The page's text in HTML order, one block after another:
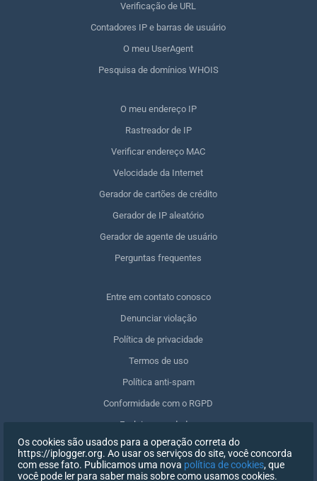
Verificação de URL
Contadores IP e barras de usuário
O meu UserAgent
Pesquisa de domínios WHOIS
O meu endereço IP
Rastreador de IP
Verificar endereço MAC
Velocidade da Internet
Gerador de cartões de crédito
Gerador de IP aleatório
Gerador de agente de usuário
Perguntas frequentes
Entre em contato conosco
Denunciar violação
Política de privacidade
Termos de uso
Política anti-spam
Conformidade com o RGPD
Excluir meus dados
Retirar o consentimento
Os cookies são usados para a operação correta do
https://iplogger.org. Ao usar os serviços do site, você concorda
com esse fato. Publicamos uma nova política de cookies, que
você pode ler para saber mais sobre como usamos cookies.